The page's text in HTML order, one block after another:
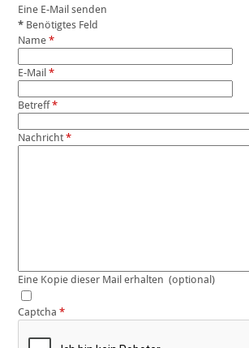
Eine E-Mail senden
* Benötigtes Feld
Name *
E-Mail *
Betreff*
Nachricht *
Eine Kopie dieser Mail erhalten (optional)
Captcha *